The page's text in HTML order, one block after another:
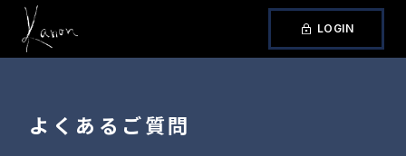
LOGIN
よくあるご質問